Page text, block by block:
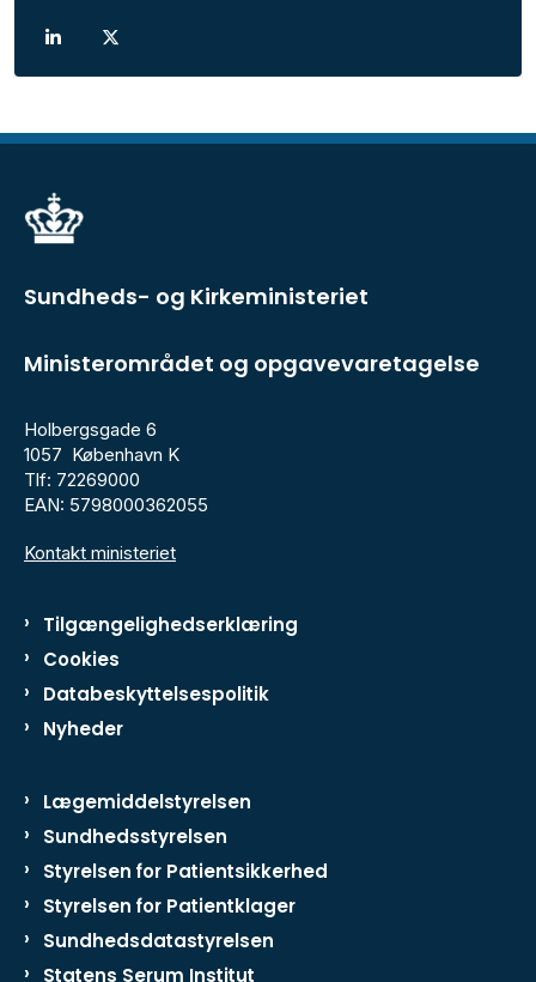
Sundheds- og Kirkeministeriet
Ministerområdet og opgavevaretagelse
Holbergsgade 6
1057 København K
Tlf: 72269000
EAN: 5798000362055
Kontakt ministeriet
Tilgængelighedserklæring
Cookies
Databeskyttelsespolitik
Nyheder
Lægemiddelstyrelsen
Sundhedsstyrelsen
Styrelsen for Patientsikkerhed
Styrelsen for Patientklager
Sundhedsdatastyrelsen
Statens Serum Institut